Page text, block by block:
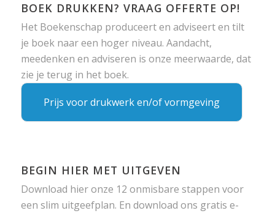
BOEK DRUKKEN? VRAAG OFFERTE OP!
Het Boekenschap produceert en adviseert en tilt
je boek naar een hoger niveau. Aandacht,
meedenken en adviseren is onze meerwaarde, dat
zie je terug in het boek.
Prijs voor drukwerk en/of vormgeving
BEGIN HIER MET UITGEVEN
Download hier onze 12 onmisbare stappen voor
een slim uitgeefplan. En download ons gratis e-